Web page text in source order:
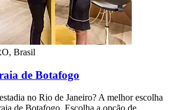
Brasil
de Botafogo
no Rio de Janeiro? A melhor escolha